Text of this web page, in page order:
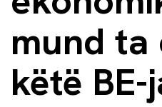
mund
këtë BE-